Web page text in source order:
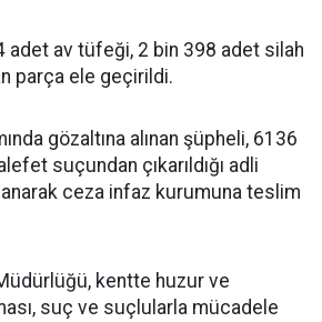
adet av tüfeği, 2 bin 398 adet silah
parça ele geçirildi.
gözaltına alınan şüpheli, 6136
suçundan çıkarıldığı adli
ceza infaz kurumuna teslim
kentte huzur ve
suç ve suçlularla mücadele